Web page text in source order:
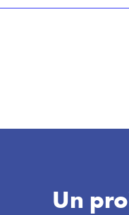
Un